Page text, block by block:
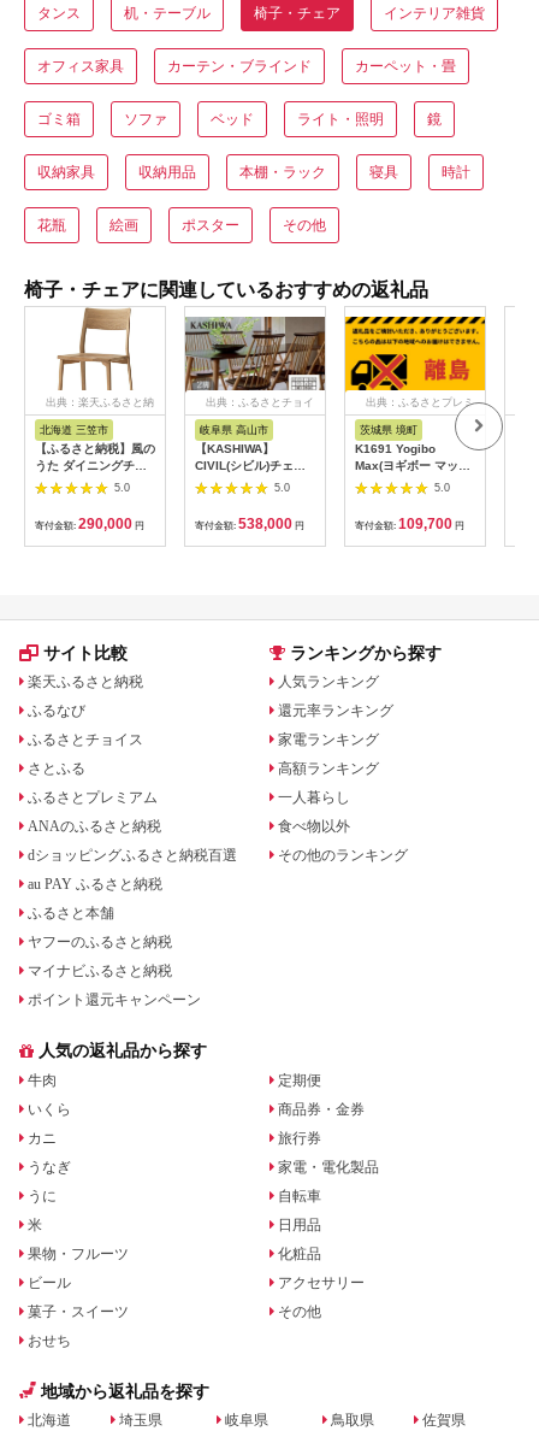
タンス 机・テーブル 椅子・チェア インテリア雑貨
オフィス家具 カーテン・ブラインド カーペット・畳
ゴミ箱 ソファ ベッド ライト・照明 鏡
収納家具 収納用品 本棚・ラック 寝具 時計
花瓶 絵画 ポスター その他
椅子・チェアに関連しているおすすめの返礼品
出典：楽天ふるさと納
北海道 三笠市
【ふるさと納税】風の
うた ダイニングチェ
ア FX231《WO色》
【0810401】
5.0
寄付金額: 290,000 円
出典：ふるさとチョイ
岐阜県 高山市
【KASHIWA】
CIVIL(シビル)チェア2
脚組 ダイニングチェ
ア 飛騨の家具 椅子 木
製 TR4115【家具 椅
子 いす チェア おしゃ
れ 国産】
5.0
寄付金額: 538,000 円
出典：ふるさとプレミ
アム
茨城県 境町
K1691 Yogibo
Max(ヨギボー マック
ス)【レッド】
5.0
寄付金額: 109,700 円
サイト比較
楽天ふるさと納税
ふるなび
ふるさとチョイス
さとふる
ふるさとプレミアム
ANAのふるさと納税
dショッピングふるさと納税百選
au PAY ふるさと納税
ふるさと本舗
ヤフーのふるさと納税
マイナビふるさと納税
ポイント還元キャンペーン
ランキングから探す
人気ランキング
還元率ランキング
家電ランキング
高額ランキング
一人暮らし
食べ物以外
その他のランキング
人気の返礼品から探す
牛肉
いくら
カニ
うなぎ
うに
米
果物・フルーツ
ビール
菓子・スイーツ
おせち
定期便
商品券・金券
旅行券
家電・電化製品
自転車
日用品
化粧品
アクセサリー
その他
地域から返礼品を探す
北海道 埼玉県 岐阜県 鳥取県 佐賀県